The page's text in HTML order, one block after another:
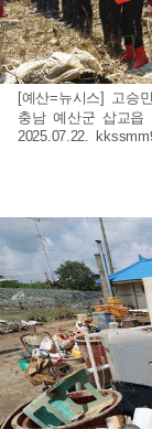
[예산=뉴시스] 고승
충남 예산군 삽교읍
2025.07.22.